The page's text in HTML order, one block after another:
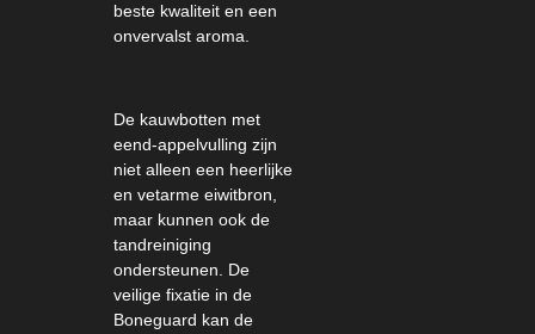
beste kwaliteit en een
onvervalst aroma.
De kauwbotten met
eend-appelvulling zijn
niet alleen een heerlijke
en vetarme eiwitbron,
maar kunnen ook de
tandreiniging
ondersteunen. De
veilige fixatie in de
Boneguard kan de